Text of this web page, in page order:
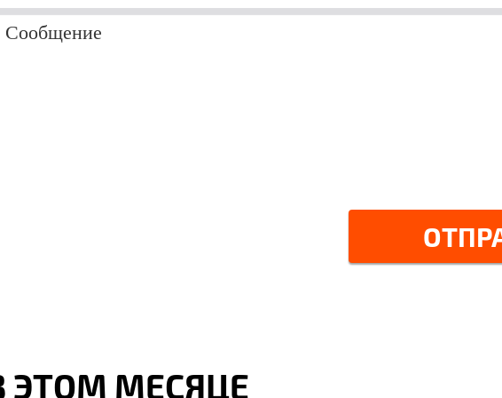
ЭТОМ МЕСЯЦЕ